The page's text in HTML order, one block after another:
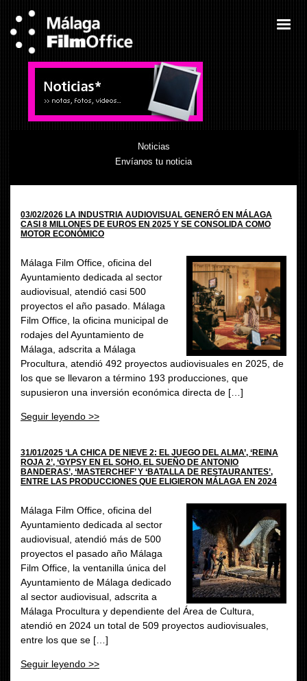
Noticias
Envíanos tu noticia
03/02/2026 LA INDUSTRIA AUDIOVISUAL GENERÓ EN MÁLAGA
CASI 8 MILLONES DE EUROS EN 2025 Y SE CONSOLIDA COMO
MOTOR ECONÓMICO
Málaga Film Office, oficina del
Ayuntamiento dedicada al sector
audiovisual, atendió casi 500
proyectos el año pasado. Málaga
Film Office, la oficina municipal de
rodajes del Ayuntamiento de
Málaga, adscrita a Málaga
Procultura, atendió 492 proyectos audiovisuales en 2025, de
los que se llevaron a término 193 producciones, que
supusieron una inversión económica directa de […]
Seguir leyendo >>
31/01/2025 ‘LA CHICA DE NIEVE 2: EL JUEGO DEL ALMA’, ‘REINA
ROJA 2’, ‘GYPSY EN EL SOHO. EL SUEÑO DE ANTONIO
BANDERAS’, ‘MASTERCHEF’ Y ‘BATALLA DE RESTAURANTES’,
ENTRE LAS PRODUCCIONES QUE ELIGIERON MÁLAGA EN 2024
Málaga Film Office, oficina del
Ayuntamiento dedicada al sector
audiovisual, atendió más de 500
proyectos el pasado año Málaga
Film Office, la ventanilla única del
Ayuntamiento de Málaga dedicado
al sector audiovisual, adscrita a
Málaga Procultura y dependiente del Área de Cultura,
atendió en 2024 un total de 509 proyectos audiovisuales,
entre los que se […]
Seguir leyendo >>